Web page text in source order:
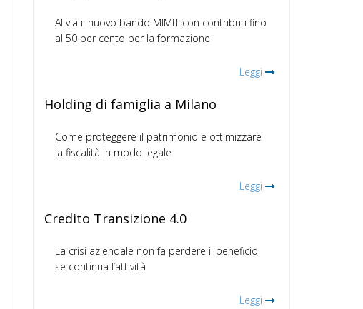
Al via il nuovo bando MIMIT con contributi fino
al 50 per cento per la formazione
Leggi
Holding di famiglia a Milano
Come proteggere il patrimonio e ottimizzare
la fiscalità in modo legale
Leggi
Credito Transizione 4.0
La crisi aziendale non fa perdere il beneficio
se continua l’attività
Leggi